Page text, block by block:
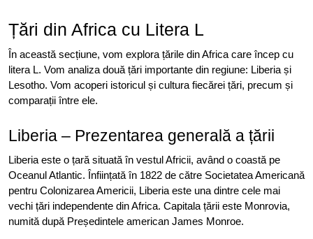
Țări din Africa cu Litera L
În această secțiune, vom explora țările din Africa care încep cu
litera L. Vom analiza două țări importante din regiune: Liberia și
Lesotho. Vom acoperi istoricul și cultura fiecărei țări, precum și
comparații între ele.
Liberia – Prezentarea generală a țării
Liberia este o țară situată în vestul Africii, având o coastă pe
Oceanul Atlantic. Înființată în 1822 de către Societatea Americană
pentru Colonizarea Americii, Liberia este una dintre cele mai
vechi țări independente din Africa. Capitala țării este Monrovia,
numită după Președintele american James Monroe.